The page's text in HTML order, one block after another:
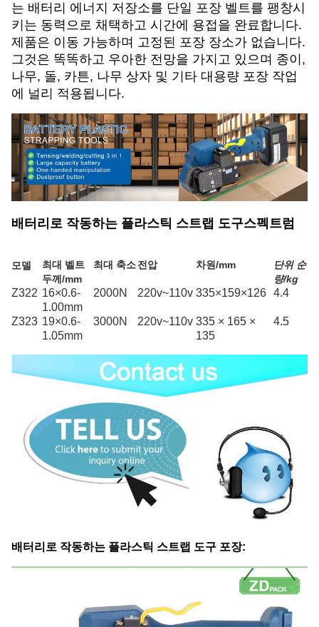
는 배터리 에너지 저장소를 단일 포장 벨트를 팽창시
키는 동력으로 채택하고 시간에 용접을 완료합니다.
제품은 이동 가능하며 고정된 포장 장소가 없습니다.
그것은 똑똑하고 우아한 전망을 가지고 있으며 종이,
나무, 돌, 카튼, 나무 상자 및 기타 대용량 포장 작업
에 널리 적용됩니다.
배터리로 작동하는 플라스틱 스트랩 도구스펙트럼
모델
최대 벨트
두께/mm
최대 축소전압 차원/mm
단위 순
량/kg
Z322 16×0.6-
1.00mm
2000N 220v~110v 335×159×126 4.4
Z323 19×0.6-
1.05mm
3000N 220v~110v 335 × 165 ×
135
4.5
배터리로 작동하는 플라스틱 스트랩 도구 포장: